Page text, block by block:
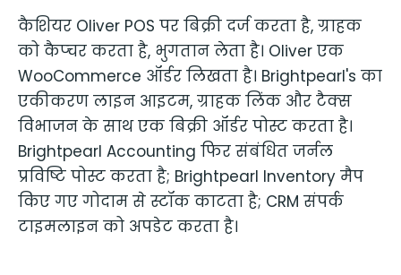
कैशियर Oliver POS पर बिक्री दर्ज करता है, ग्राहक
को कैप्चर करता है, भुगतान लेता है। Oliver एक
WooCommerce ऑर्डर लिखता है। Brightpearl's का
एकीकरण लाइन आइटम, ग्राहक लिंक और टैक्स
विभाजन के साथ एक बिक्री ऑर्डर पोस्ट करता है।
Brightpearl Accounting फिर संबंधित जर्नल
प्रविष्टि पोस्ट करता है; Brightpearl Inventory मैप
किए गए गोदाम से स्टॉक काटता है; CRM संपर्क
टाइमलाइन को अपडेट करता है।